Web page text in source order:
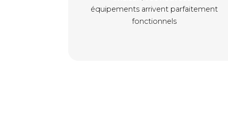
équipements arrivent parfaitement
fonctionnels